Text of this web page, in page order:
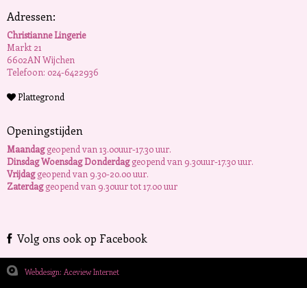
Adressen:
Christianne Lingerie
Markt 21
6602AN Wijchen
Telefoon: 024-6422936
Plattegrond
Openingstijden
Maandaggeopend van 13.00uur-17.30 uur.
Dinsdag Woensdag Donderdaggeopend van 9.30uur-17.30 uur.
Vrijdaggeopend van 9.30-20.00 uur.
Zaterdaggeopend van 9.30uur tot 17.00 uur
Volg ons ook op Facebook
Webdesign: Aceview Internet